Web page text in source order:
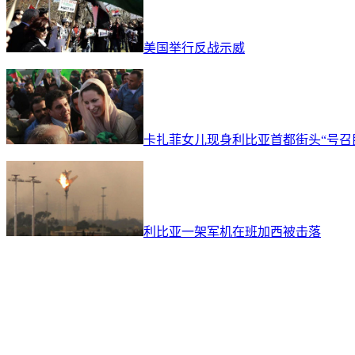
美国举行反战示威
卡扎菲女儿现身利比亚首都街头“号
利比亚一架军机在班加西被击落